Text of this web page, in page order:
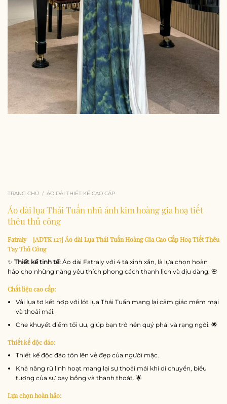
TRANG CHỦ / ÁO DÀI THIẾT KẾ CAO CẤP
Áo dài lụa Thái Tuấn nhũ ánh kim hoàng gia hoạ tiết
thêu thủ công
Fatraly – [ADTK 127] Áo dài Lụa Thái Tuấn Hoàng Gia Cao Cấp Hoạ Tiết Thêu
Tay Thủ Công
✨ Thiết kế tinh tế: Áo dài Fatraly với 4 tà xinh xắn, là lựa chọn hoàn
hảo cho những nàng yêu thích phong cách thanh lịch và dịu dàng. 🌸
Chất liệu cao cấp:
Vải lụa tơ kết hợp với lót lụa Thái Tuấn mang lại cảm giác mềm mại
và thoải mái.
Che khuyết điểm tối ưu, giúp bạn trở nên quý phái và rạng ngời. 🌟
Thiết kế độc đáo:
Thiết kế độc đáo tôn lên vẻ đẹp của người mặc.
Khả năng rũ linh hoạt mang lại sự thoải mái khi di chuyển, biểu
tượng của sự bay bổng và thanh thoát. 🌟
Lựa chọn hoàn hảo: